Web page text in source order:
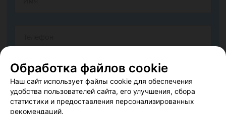
Обработка файлов cookie
Наш сайт использует файлы cookie для обеспечения
удобства пользователей сайта, его улучшения, сбора
статистики и предоставления персонализированных
рекомендаций.